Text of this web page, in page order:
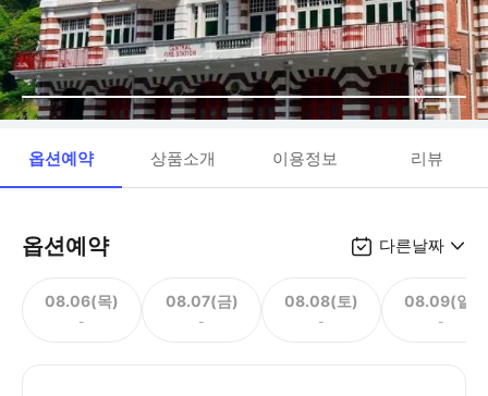
옵션예약 상품소개 이용정보 리뷰
옵션예약 다른날짜
08.06(목)
-
08.07(금)
-
08.08(토)
-
08.09(일)
-